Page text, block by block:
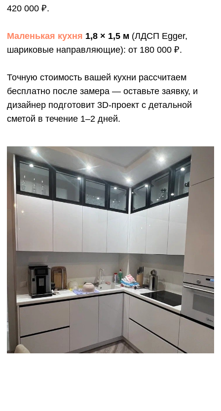
и подберет вариант под бюджет,
пожелания и интерьер
Заказать звонок
Менеджер учтет все Ваши
А специалист по расчету стоимости подберет лучший
дизайн и материалы для Вашего пространства
Готовы обсудить ваш
проект?
Перезвоним Вам
в течении 15 минут
Оставьте Ваши контакты
для нового уюта
+7
Заказать звонок